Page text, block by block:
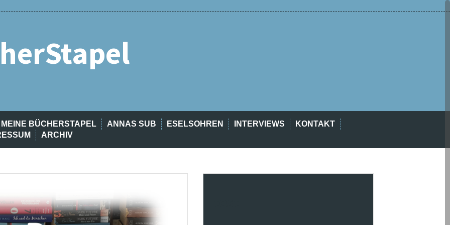
MEINE BÜCHERSTAPEL ANNAS SUB ESELSOHREN INTERVIEWS
KONTAKT
ARCHIV